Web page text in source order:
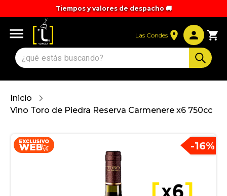
Tiempos y valores de despacho 🚚
Las Condes
Inicio
Vino Toro de Piedra Reserva Carmenere x6 750cc
-16%